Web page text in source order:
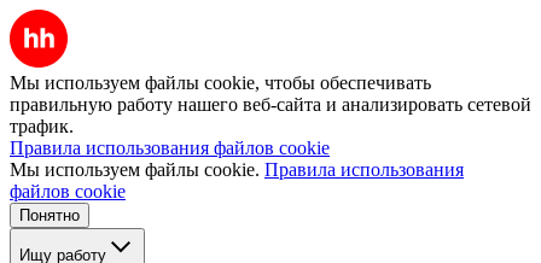
Мы используем файлы cookie, чтобы обеспечивать
правильную работу нашего веб-сайта и анализировать сетевой
трафик.
Правила использования файлов cookie
Мы используем файлы cookie. Правила использования
файлов cookie
Понятно
Ищу работу